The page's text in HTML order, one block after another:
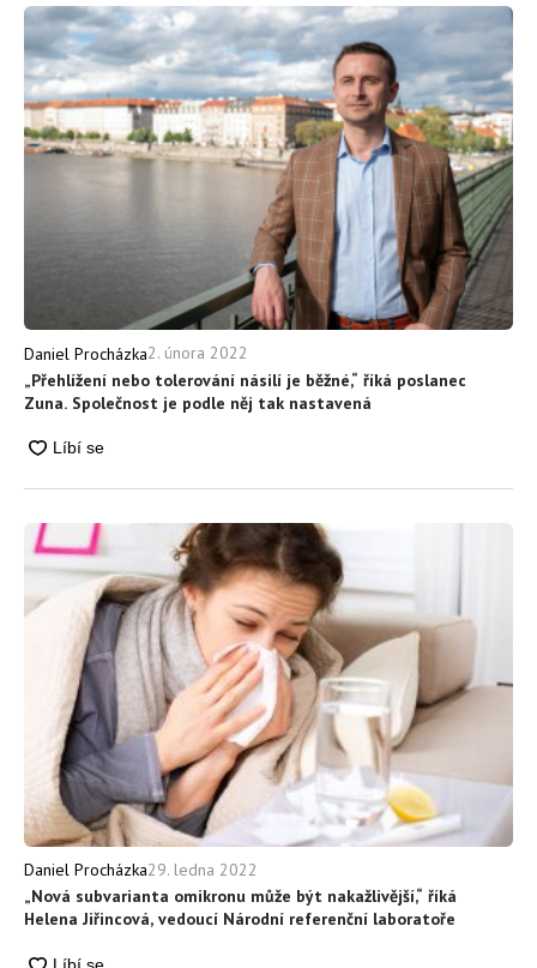
Daniel Procházka2. února 2022
„Přehlížení nebo tolerování násilí je běžné,“ říká poslanec
Zuna. Společnost je podle něj tak nastavená
Daniel Procházka29. ledna 2022
„Nová subvarianta omikronu může být nakažlivější,“ říká
Helena Jiřincová, vedoucí Národní referenční laboratoře